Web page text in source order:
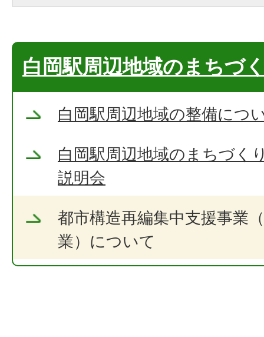
白岡駅周辺地域のまちづ
白岡駅周辺地域の整備につ
白岡駅周辺地域のまちづく
説明会
都市構造再編集中支援事業
業）について